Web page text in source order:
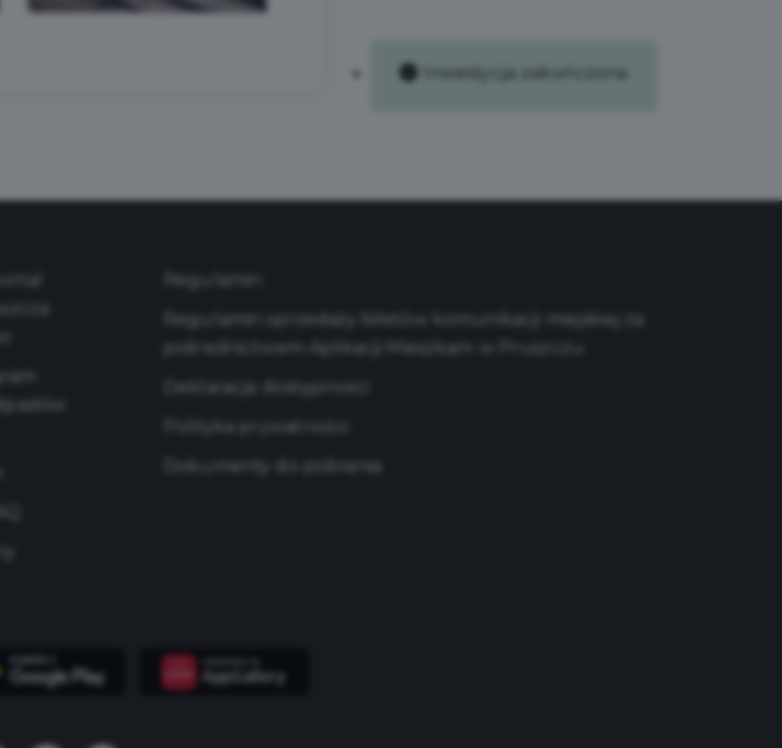
Inwestycja zakończona
Regulamin
Regulamin sprzedaży biletów komunikacji miejskiej za
pośrednictwem Aplikacji Mieszkam w Pruszczu
Deklaracja dostępności
Polityka prywatności
Dokumenty do pobrania